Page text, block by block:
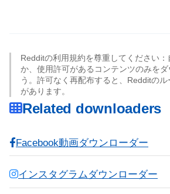
Redditの利用規約を尊重してください
か、使用許可があるコンテンツのみをダ
う。許可なく再配布すると、Redditの
があります。
Related downloaders
Facebook動画ダウンローダー
インスタグラムダウンローダー